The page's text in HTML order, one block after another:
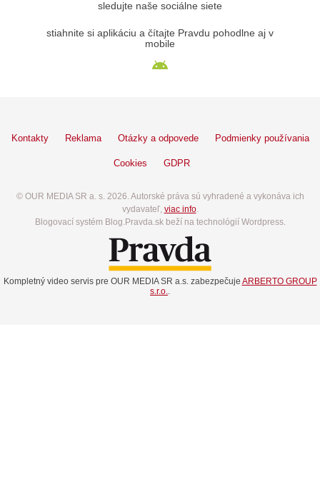
sledujte naše sociálne siete
stiahnite si aplikáciu a čítajte Pravdu pohodlne aj v
mobile
Kontakty Reklama Otázky a odpovede Podmienky používania
Cookies GDPR
© OUR MEDIA SR a. s. 2026. Autorské práva sú vyhradené a vykonáva ich
vydavateľ, viac info.
Blogovací systém Blog.Pravda.sk beží na technológií Wordpress.
Kompletný video servis pre OUR MEDIA SR a.s. zabezpečuje ARBERTO GROUP
s.r.o..